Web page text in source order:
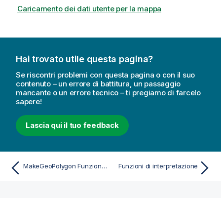
s
g
r
m
e
t
o
Caricamento dei dati utente per la mappa
Hai trovato utile questa pagina?
Se riscontri problemi con questa pagina o con il suo
contenuto – un errore di battitura, un passaggio
mancante o un errore tecnico – ti pregiamo di farcelo
sapere!
Lascia qui il tuo feedback
MakeGeoPolygon Funzione per script e grafici Funzioni di interpretazione